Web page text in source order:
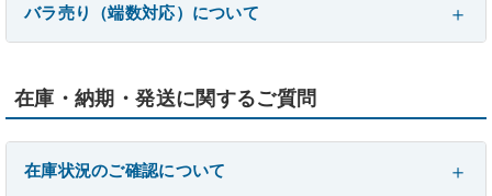
バラ売り（端数対応）について
在庫・納期・発送に関するご質問
在庫状況のご確認について